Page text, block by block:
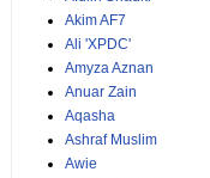
Akim AF7
Ali 'XPDC'
Amyza Aznan
Anuar Zain
Aqasha
Ashraf Muslim
Awie